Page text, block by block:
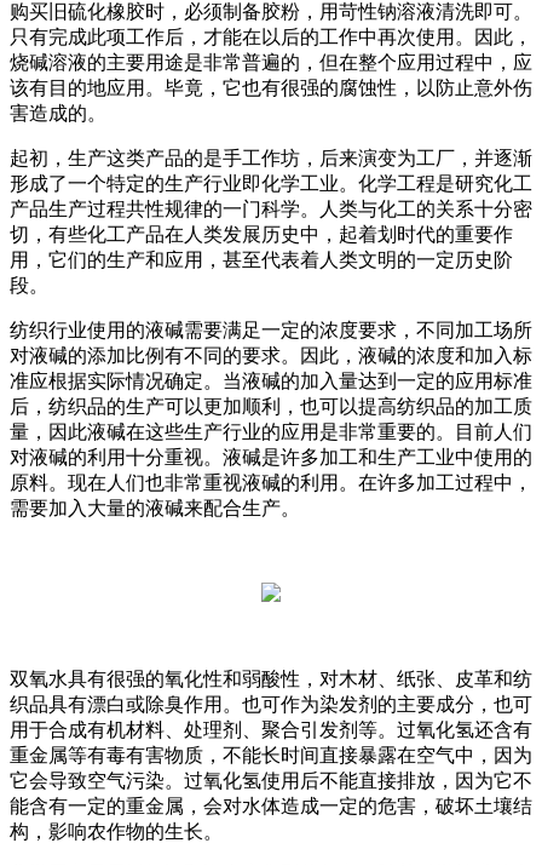
购买旧硫化橡胶时，必须制备胶粉，用苛性钠溶液清洗即可。
只有完成此项工作后，才能在以后的工作中再次使用。因此，
烧碱溶液的主要用途是非常普遍的，但在整个应用过程中，应
该有目的地应用。毕竟，它也有很强的腐蚀性，以防止意外伤
害造成的。
起初，生产这类产品的是手工作坊，后来演变为工厂，并逐渐
形成了一个特定的生产行业即化学工业。化学工程是研究化工
产品生产过程共性规律的一门科学。人类与化工的关系十分密
切，有些化工产品在人类发展历史中，起着划时代的重要作
用，它们的生产和应用，甚至代表着人类文明的一定历史阶
段。
纺织行业使用的液碱需要满足一定的浓度要求，不同加工场所
对液碱的添加比例有不同的要求。因此，液碱的浓度和加入标
准应根据实际情况确定。当液碱的加入量达到一定的应用标准
后，纺织品的生产可以更加顺利，也可以提高纺织品的加工质
量，因此液碱在这些生产行业的应用是非常重要的。目前人们
对液碱的利用十分重视。液碱是许多加工和生产工业中使用的
原料。现在人们也非常重视液碱的利用。在许多加工过程中，
需要加入大量的液碱来配合生产。
双氧水具有很强的氧化性和弱酸性，对木材、纸张、皮革和纺
织品具有漂白或除臭作用。也可作为染发剂的主要成分，也可
用于合成有机材料、处理剂、聚合引发剂等。过氧化氢还含有
重金属等有毒有害物质，不能长时间直接暴露在空气中，因为
它会导致空气污染。过氧化氢使用后不能直接排放，因为它不
能含有一定的重金属，会对水体造成一定的危害，破坏土壤结
构，影响农作物的生长。